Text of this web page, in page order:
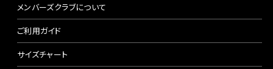
メンバーズクラブについて
ご利用ガイド
サイズチャート